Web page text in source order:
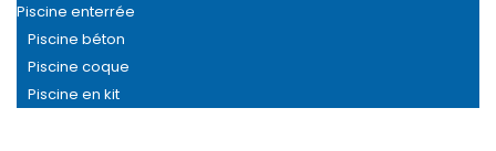
Piscine enterrée
Piscine béton
Piscine coque
Piscine en kit